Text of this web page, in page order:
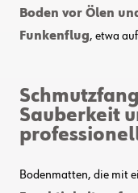
Boden vor Ölen
Funkenflug, etwa
Sauberkeit
Bodenmatten, die mit